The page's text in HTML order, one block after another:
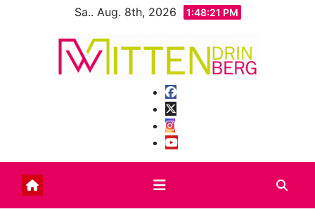
Sa.. Aug. 8th, 2026 1:48:23 PM